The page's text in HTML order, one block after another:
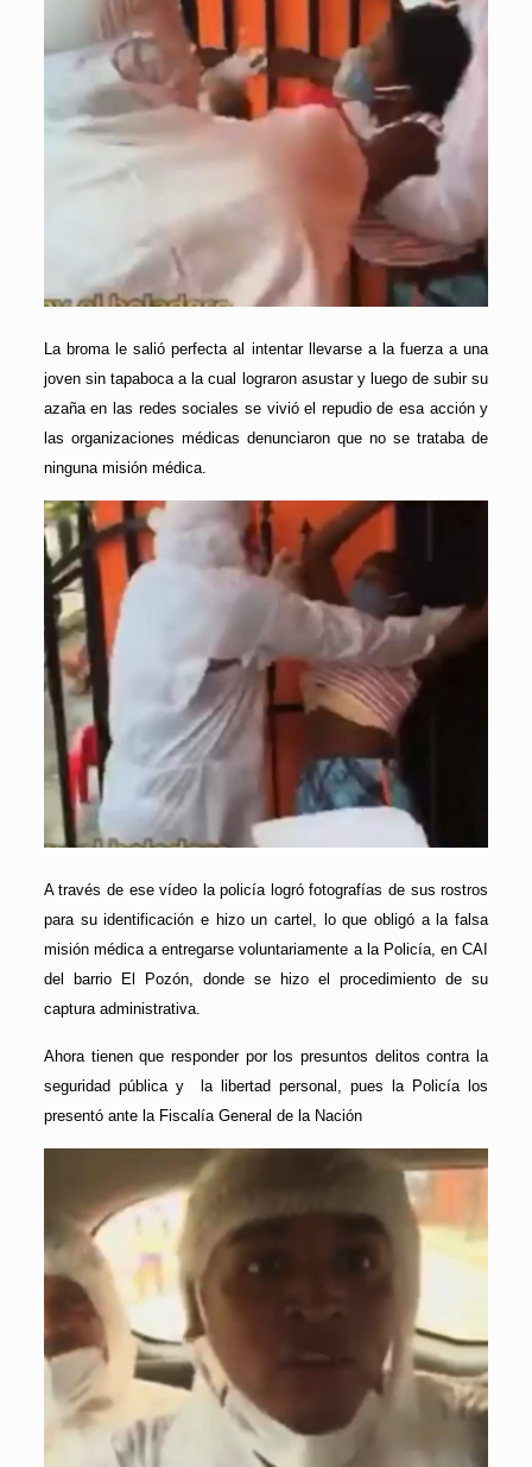
La broma le salió perfecta al intentar llevarse a la fuerza a una
joven sin tapaboca a la cual lograron asustar y luego de subir su
azaña en las redes sociales se vivió el repudio de esa acción y
las organizaciones médicas denunciaron que no se trataba de
ninguna misión médica.
A través de ese vídeo la policía logró fotografías de sus rostros
para su identificación e hizo un cartel, lo que obligó a la falsa
misión médica a entregarse voluntariamente a la Policía, en CAI
del barrio El Pozón, donde se hizo el procedimiento de su
captura administrativa.
Ahora tienen que responder por los presuntos delitos contra la
seguridad pública y la libertad personal, pues la Policía los
presentó ante la Fiscalía General de la Nación